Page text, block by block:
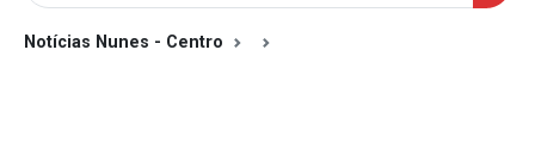
Notícias Nunes - Centro